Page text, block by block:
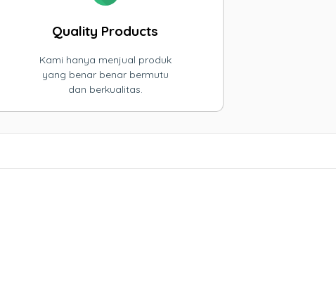
Quality Products
Kami hanya menjual produk
yang benar benar bermutu
dan berkualitas.